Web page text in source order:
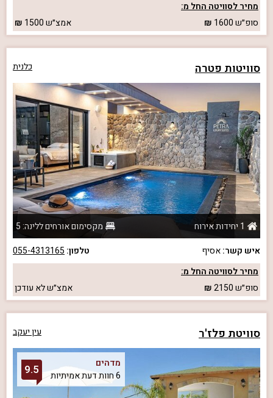
מחיר לסוויטה החל מ:
סופ״ש1600 אמצ״ש1500
סוויטות פטרה כלנית
1 יחידות אירוח
מקסימום אורחים ללינה: 5
איש קשר:אסיף טלפון: 055-4313165
מחיר לסוויטה החל מ:
סופ״ש2150 אמצ״שלא עודכן
סוויטת פלז'ר עין יעקב
מדהים
6 חוות דעת אמיתיות
9.5